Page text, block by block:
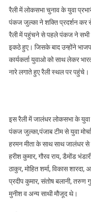
रैली में लोकसभा चुनाव के युवा
पंकज जुल्का ने शक्ति प्रदर्शन कर
रैली में पहुंचने से पहले पंकज ने सभी
इकठे हुए। जिसके बाद उन्होंने
कार्यकर्ता युवाओ को साथ लेकर
नारे लगाते हुए रैली स्थल पर पहुंचे।
इस रैली में जालंधर लोकसभा के युवा
पंकज जुल्का,पंजाब टीम से युवा
हरमन मीता के साथ साथ जालंधर से
हरीश कुमार, गौरव राय, डैमोंड
ठाकुर, मोहित शर्मा, विकास
प्रदीप कुमार, संतोष बलानी, तरुण
मुनीश व अन्य साथी मौजूद थे।